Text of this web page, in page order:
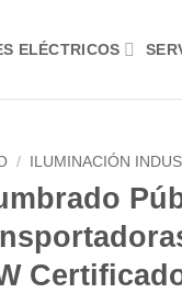
ELÉCTRICOS
/ ILUMINACIÓN